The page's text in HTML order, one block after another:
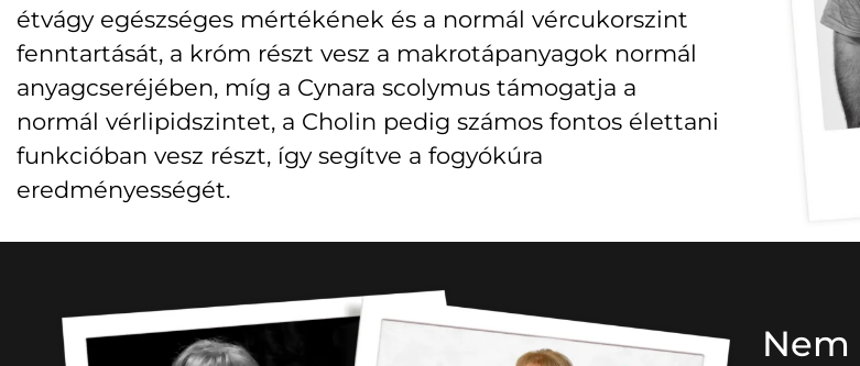
étvágy egészséges mértékének és a normál vércukorszint
fenntartását, a króm részt vesz a makrotápanyagok normál
anyagcseréjében, míg a Cynara scolymus támogatja a
normál vérlipidszintet, a Cholin pedig számos fontos élettani
funkcióban vesz részt, így segítve a fogyókúra
eredményességét.